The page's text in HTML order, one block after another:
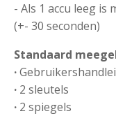
- Als 1 accu leeg is
(+- 30 seconden)
Standaard
·
· 2 sleutels
· 2 spiegels